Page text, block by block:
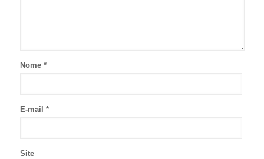
Nome *
E-mail *
Site